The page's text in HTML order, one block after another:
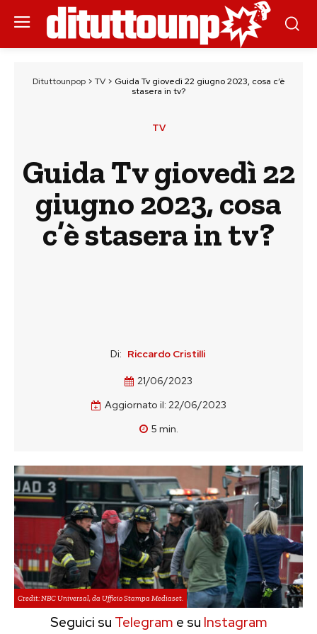
Dituttounpop> TV> Guida Tv giovedì 22 giugno 2023, cosa c’è
stasera in tv?
TV
Guida Tv giovedì 22
giugno 2023, cosa
c’è stasera in tv?
Di: Riccardo Cristilli
21/06/2023
Aggiornato il: 22/06/2023
5 min.
Credit: NBC Universal, da Ufficio Stampa Mediaset.
Seguici su Telegram e su Instagram